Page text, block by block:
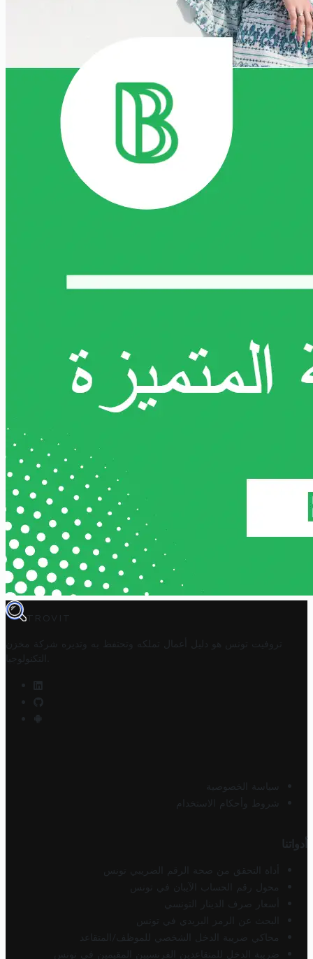
TROVIT
تروفيت تونس هو دليل أعمال تملكه وتحتفظ به وتديره
شركة مخزن
التكنولوجيا
سياسة الخصوصية
شروط وأحكام الاستخدام
أدواتنا
أداة التحقق من صحة الرقم الضريبي تونس
محول رقم الحساب الآيبان في تونس
أسعار صرف الدينار التونسي
البحث عن الرمز البريدي في تونس
محاكي ضريبة الدخل الشخصي للموظف/المتقاعد
ضريبة الدخل للمتقاعدين الفرنسيين المقيمين في تونس